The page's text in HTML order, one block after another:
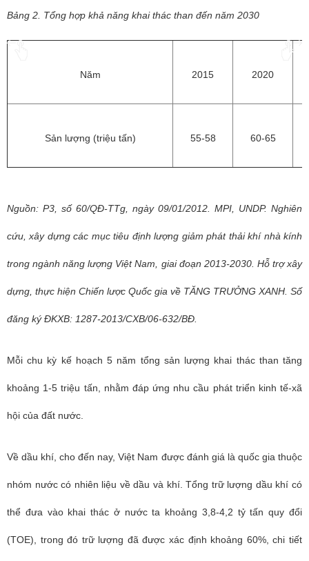
Bảng 2. Tổng hợp khả năng khai thác than đến năm 2030
Năm 2015 2020
Sản lượng (triệu tấn) 55-58 60-65
Nguồn: P3, số 60/QĐ-TTg, ngày 09/01/2012. MPI, UNDP. Nghiên
cứu, xây dựng các mục tiêu định lượng giảm phát thải khí nhà kính
trong ngành năng lượng Việt Nam, giai đoạn 2013-2030. Hỗ trợ xây
dựng, thực hiện Chiến lược Quốc gia về TĂNG TRƯỞNG XANH. Số
đăng ký ĐKXB: 1287-2013/CXB/06-632/BĐ.
Mỗi chu kỳ kế hoạch 5 năm tổng sản lượng khai thác than tăng
khoảng 1-5 triệu tấn, nhằm đáp ứng nhu cầu phát triển kinh tế-xã
hội của đất nước.
Về dầu khí, cho đến nay, Việt Nam được đánh giá là quốc gia thuộc
nhóm nước có nhiên liệu về dầu và khí. Tổng trữ lượng dầu khí có
thể đưa vào khai thác ở nước ta khoảng 3,8-4,2 tỷ tấn quy đổi
(TOE), trong đó trữ lượng đã được xác định khoảng 60%, chi tiết